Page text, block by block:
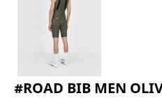
#ROAD BIB MEN